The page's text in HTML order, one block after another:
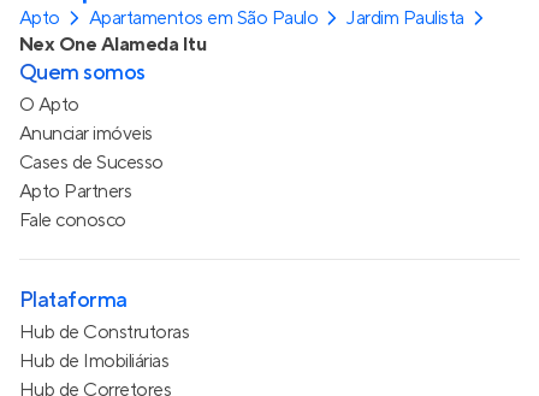
Apto Apartamentos em São Paulo
Jardim Paulista
Nex One Alameda Itu
Quem somos
O Apto
Anunciar imóveis
Cases de Sucesso
Apto Partners
Fale conosco
Plataforma
Hub de Construtoras
Hub de Imobiliárias
Hub de Corretores